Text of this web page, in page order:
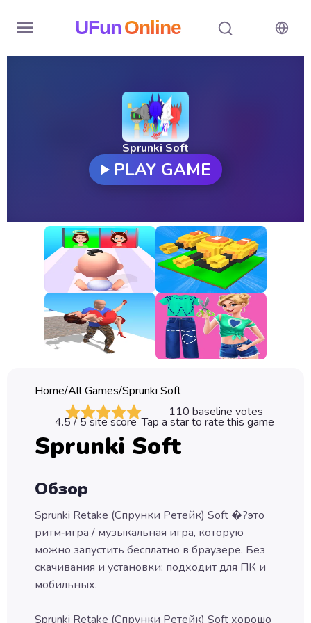
UFunOnline
New
Games
All
Games
Classic
Sprunki
Games
Car
Games
Games
Puzzle
Games
Sprunki Soft
PLAY GAME
Home/All Games/Sprunki Soft
110 baseline votes
4.5/ 5 site score Tap a star to rate this game
Sprunki Soft
Обзор
Sprunki Retake (Спрунки Ретейк) Soft �?это
ритм‑игра / музыкальная игра, которую
можно запустить бесплатно в браузере. Без
скачивания и установки: подходит для ПК и
мобильных.
Sprunki Retake (Спрунки Ретейк) Soft хорошо